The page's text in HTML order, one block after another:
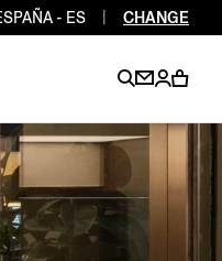
EN
EN
- ES CHANGE